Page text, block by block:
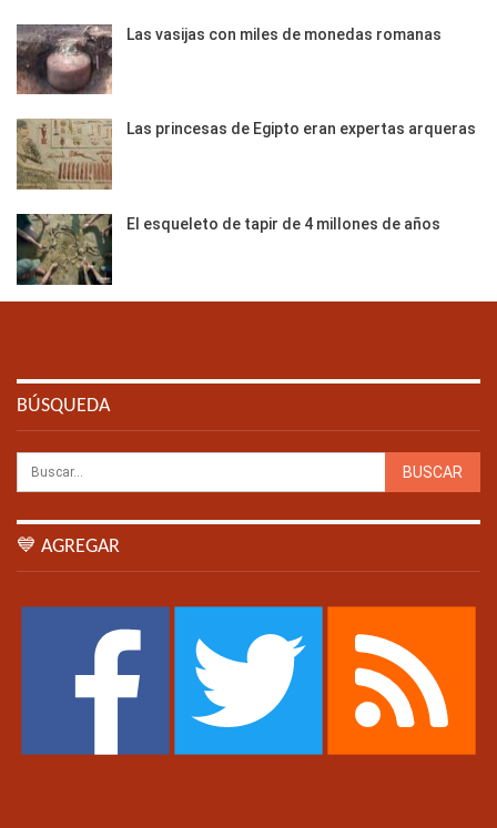
Las vasijas con miles de monedas romanas
Las princesas de Egipto eran expertas arqueras
El esqueleto de tapir de 4 millones de años
BÚSQUEDA
💙 AGREGAR